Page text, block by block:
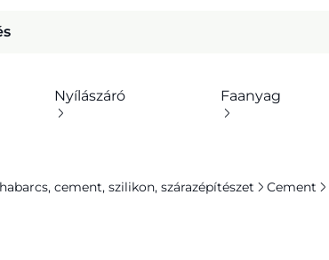
Nyílászáró Faanyag
cement, szilikon, szárazépítészet Cement